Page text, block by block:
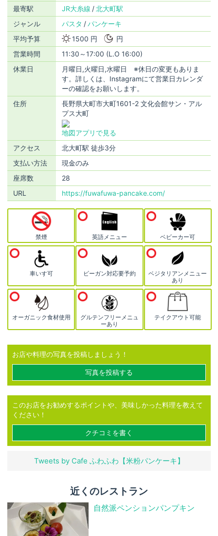
最寄駅 JR大糸線
北大町駅
ジャンル
パスタ
パンケーキ
平均予算
1500 円
円
営業時間
11:30～17:00 (L.O 16:00)
休業日
月曜日,火曜日,水曜日 ※休日の変更もありま
す。詳しくは、Instagramにて営業日カレンダ
ーの確認をお願いします。
住所
長野県大町市大町1601-2 文化会館サン・アル
プス大町
地図アプリで見る
アクセス
北大町駅 徒歩3分
支払い方法
現金のみ
座席数
28
URL
https://fuwafuwa-pancake.com/
禁煙 英語メニュー ベビーカー可
車いす可 ビーガン対応要予約
ベジタリアンメニュー
あり
オーガニック食材使用
グルテンフリーメニュ
ーあり
テイクアウト可能
お店や料理の写真を投稿しましょう！
写真を投稿する
このお店をお勧めするポイントや、美味しかった料理を教えて
ください！
クチコミを書く
Tweets by Cafe ふわふわ【米粉パンケーキ】
近くのレストラン
自然派ペンションパンプキン